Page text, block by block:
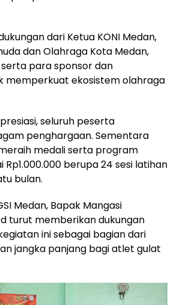
dari Ketua KONI Medan,
dan Olahraga Kota Medan,
para sponsor dan
memperkuat ekosistem olahraga
seluruh peserta
penghargaan. Sementara
medali serta program
Rp1.000.000 berupa 24 sesi latihan
bulan.
Medan, Bapak Mangasi
turut memberikan dukungan
ini sebagai bagian dari
jangka panjang bagi atlet gulat